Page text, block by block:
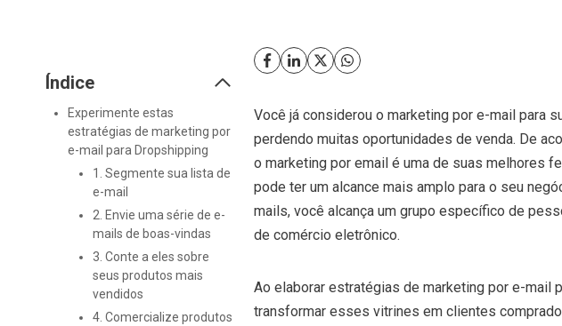
Índice
Experimente estas
estratégias de marketing por
e-mail para Dropshipping
1. Segmente sua lista de
e-mail
2. Envie uma série de e-
mails de boas-vindas
3. Conte a eles sobre
seus produtos mais
vendidos
4. Comercialize produtos
Você já considerou o marketing por e-mail para
perdendo muitas oportunidades de venda. De
o marketing por email é uma de suas melhores
pode ter um alcance mais amplo para o seu
mails, você alcança um grupo específico de
de comércio eletrônico.
Ao elaborar estratégias de marketing por e-mail
transformar esses vitrines em clientes